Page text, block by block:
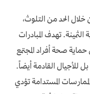
الحد من التلوث،
الثمينة. تهدف المبادرات
صحة أفراد المجتمع
للأجيال القادمة أيضاً.
المستدامة تؤدي